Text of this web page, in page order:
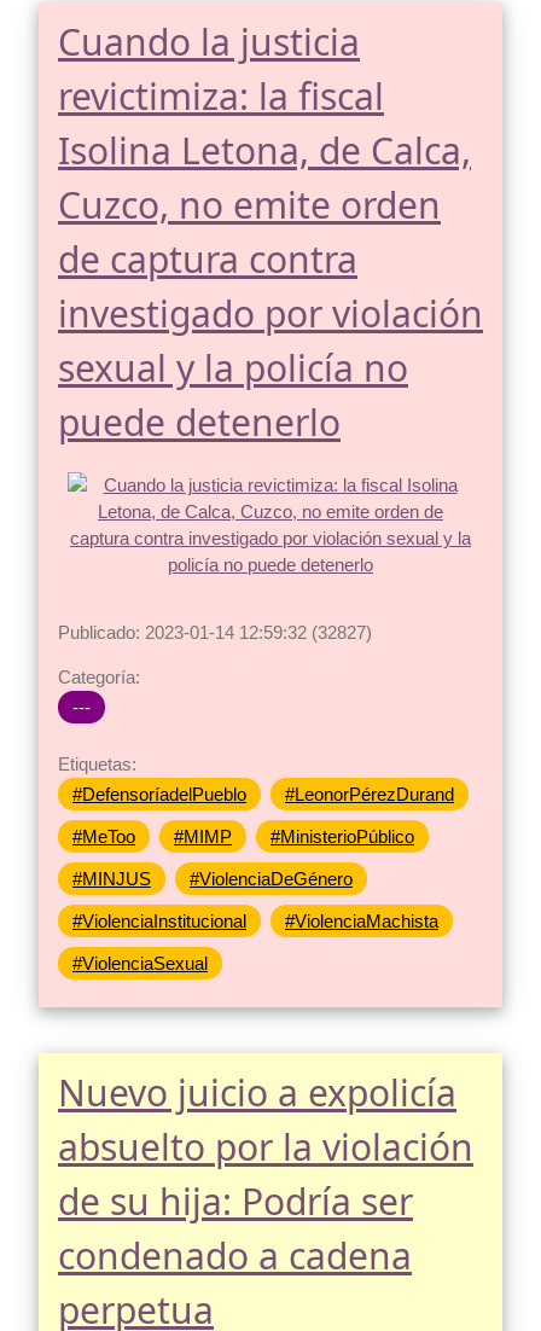
Cuando la justicia
revictimiza: la fiscal
Isolina Letona, de Calca,
Cuzco, no emite orden
de captura contra
investigado por violación
sexual y la policía no
puede detenerlo
Publicado: 2023-01-14 12:59:32 (32827)
Categoría:
---
Etiquetas:
#DefensoríadelPueblo
#LeonorPérezDurand
#MeToo #MIMP #MinisterioPúblico
#MINJUS #ViolenciaDeGénero
#ViolenciaInstitucional #ViolenciaMachista
#ViolenciaSexual
Nuevo juicio a expolicía
absuelto por la violación
de su hija: Podría ser
condenado a cadena
perpetua